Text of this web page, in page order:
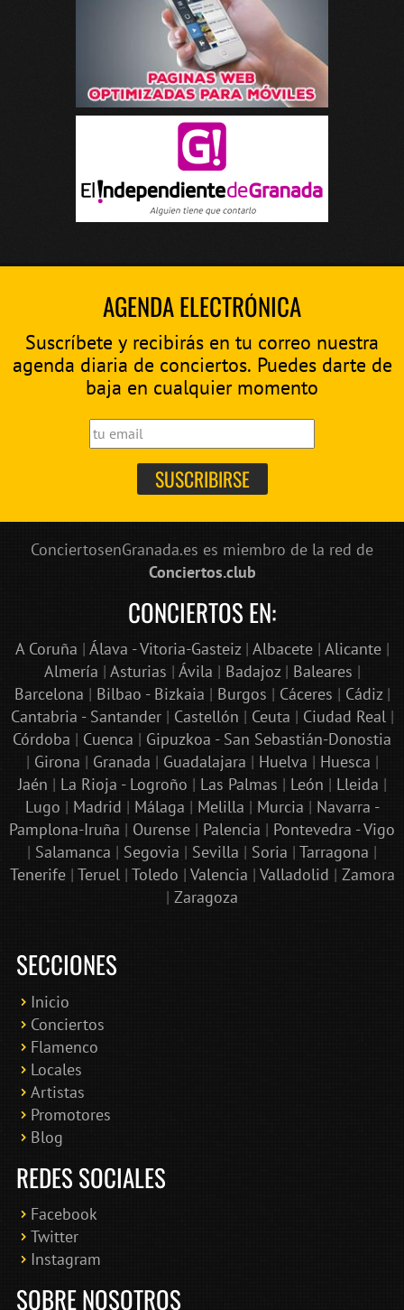
AGENDA ELECTRÓNICA
Suscríbete y recibirás en tu correo nuestra
agenda diaria de conciertos. Puedes darte de
baja en cualquier momento
ConciertosenGranada.es es miembro de la red de
Conciertos.club
CONCIERTOS EN:
A Coruña | Álava - Vitoria-Gasteiz| Albacete| Alicante|
Almería | Asturias | Ávila | Badajoz| Baleares |
Barcelona | Bilbao - Bizkaia | Burgos | Cáceres | Cádiz|
Cantabria - Santander| Castellón | Ceuta | Ciudad Real|
Córdoba | Cuenca | Gipuzkoa - San Sebastián-Donostia
| Girona | Granada | Guadalajara | Huelva | Huesca |
Jaén | La Rioja - Logroño | Las Palmas | León | Lleida |
Lugo | Madrid | Málaga | Melilla | Murcia | Navarra -
Pamplona-Iruña | Ourense | Palencia | Pontevedra - Vigo
| Salamanca | Segovia | Sevilla | Soria | Tarragona |
Tenerife| Teruel| Toledo | Valencia | Valladolid | Zamora
| Zaragoza
SECCIONES
Inicio
Conciertos
Flamenco
Locales
Artistas
Promotores
Blog
REDES SOCIALES
Facebook
Twitter
Instagram
SOBRE NOSOTROS